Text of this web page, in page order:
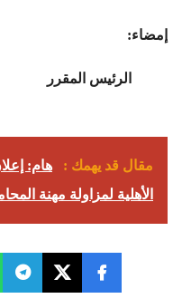
إمضاء:
الرئيس
مقال قد يهمك :
هام:
الأهلية لمزاولة مهنة المحاماة (دورة